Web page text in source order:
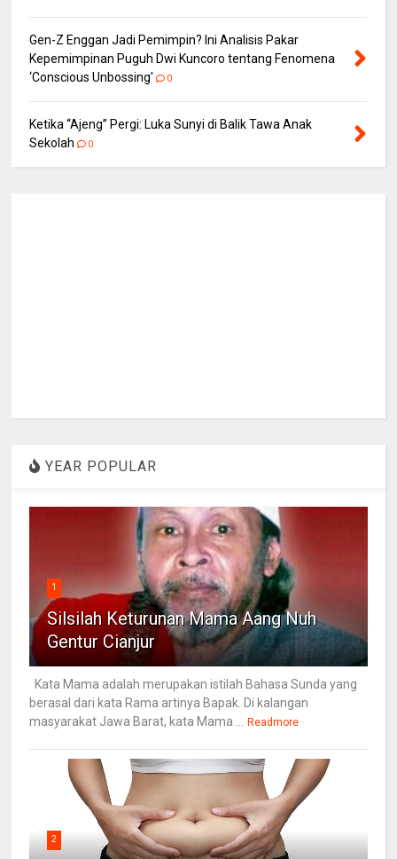
Gen-Z Enggan Jadi Pemimpin? Ini Analisis Pakar
Kepemimpinan Puguh Dwi Kuncoro tentang Fenomena
‘Conscious Unbossing'
0
Ketika “Ajeng” Pergi: Luka Sunyi di Balik Tawa Anak
Sekolah
0
YEAR POPULAR
1
Silsilah Keturunan Mama Aang Nuh
Gentur Cianjur
Kata Mama adalah merupakan istilah Bahasa Sunda yang
berasal dari kata Rama artinya Bapak. Di kalangan
masyarakat Jawa Barat, kata Mama ... Readmore
2